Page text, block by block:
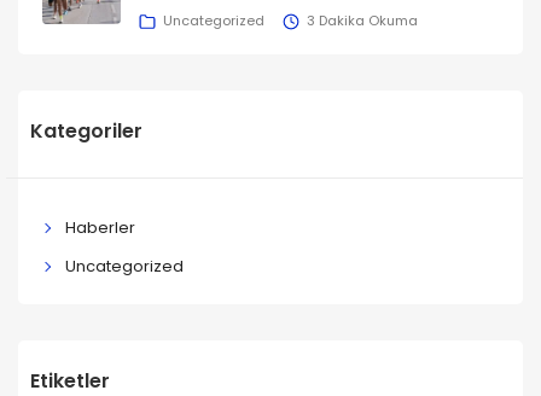
Uncategorized 3 Dakika Okuma
Kategoriler
Haberler
Uncategorized
Etiketler